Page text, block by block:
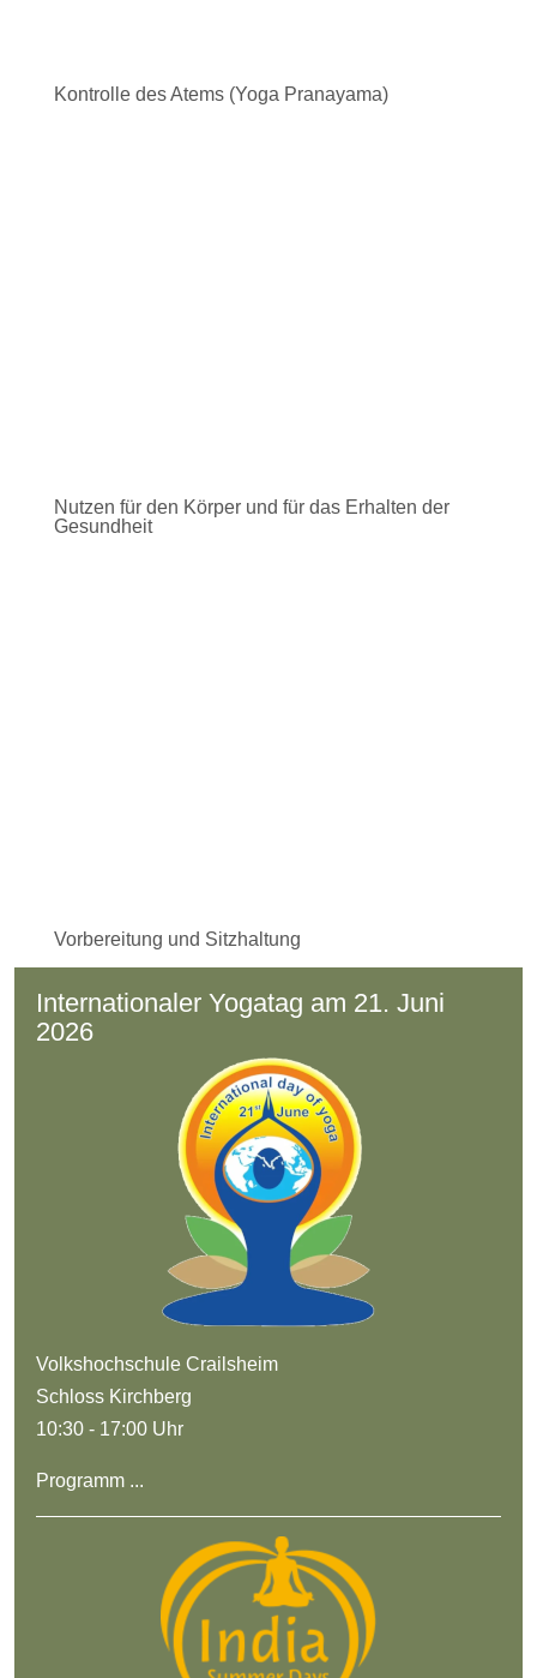
Kontrolle des Atems (Yoga Pranayama)
Nutzen für den Körper und für das Erhalten der
Gesundheit
Vorbereitung und Sitzhaltung
Internationaler Yogatag am 21. Juni
2026
Volkshochschule Crailsheim
Schloss Kirchberg
10:30 - 17:00 Uhr
Programm ...